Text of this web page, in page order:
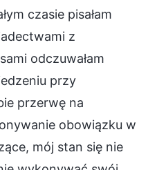
czasie pisałam
z
odczuwałam
przy
przerwę na
obowiązku w
mój stan się nie